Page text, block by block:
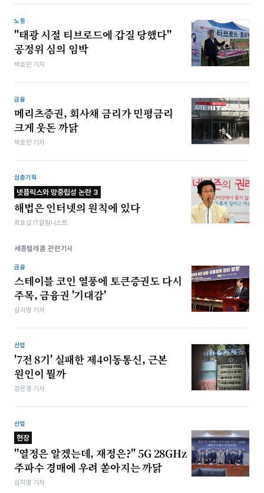
노동
"태광 시절 티브로드에 갑질 당했다"
공정위 심의 임박
박호민 기자
금융
메리츠증권, 회사채 금리가 민평금리
크게 웃돈 까닭
박호민 기자
심층기획
넷플릭스와 망중립성 논란 3
해법은 인터넷의 원칙에 있다
최호섭 IT칼럼니스트
세종텔레콤 관련기사
금융
스테이블 코인 열풍에 토큰증권도 다시
주목, 금융권 '기대감'
심지영 기자
산업
'7전 8기' 실패한 제4이동통신, 근본
원인이 뭘까
강은경 기자
산업
현장
"열정은 알겠는데, 재정은?" 5G 28GHz
주파수 경매에 우려 쏟아지는 까닭
심지영 기자